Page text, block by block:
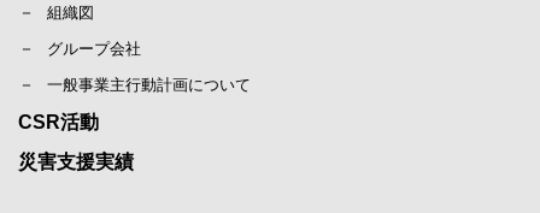
組織図
グループ会社
一般事業主行動計画について
CSR活動
災害支援実績